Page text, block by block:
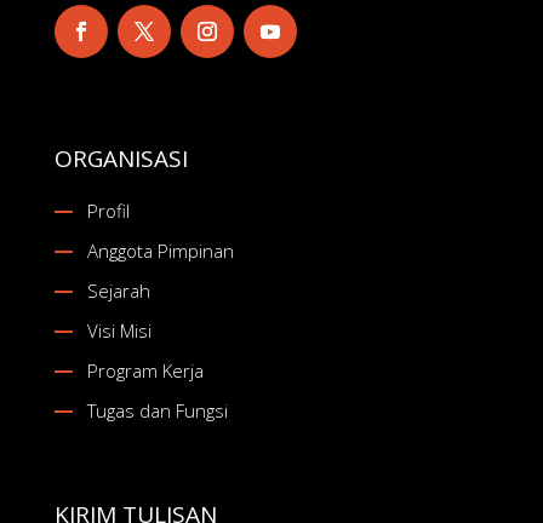
ORGANISASI
Profil
Anggota Pimpinan
Sejarah
Visi Misi
Program Kerja
Tugas dan Fungsi
KIRIM TULISAN